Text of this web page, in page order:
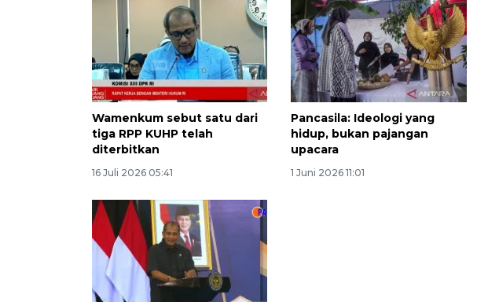
Wamenkum sebut satu dari
tiga RPP KUHP telah
diterbitkan
16 Juli 2026 05:41
Pancasila: Ideologi yang
hidup, bukan pajangan
upacara
1 Juni 2026 11:01